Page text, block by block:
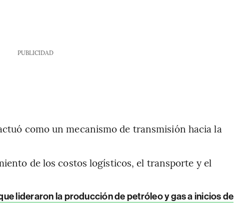
PUBLICIDAD
como un mecanismo de transmisión hacia la
de los costos logísticos, el transporte y el
lideraron la producción de petróleo y gas a inicios de